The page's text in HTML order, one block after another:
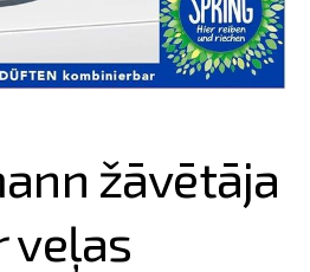
žāvētāja
veļas